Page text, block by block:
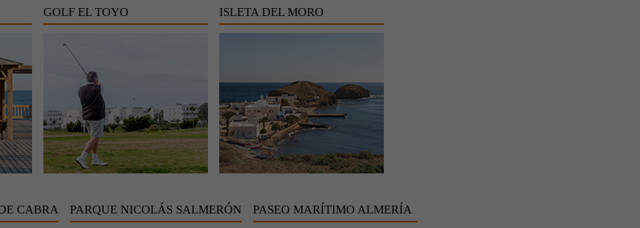
GOLF EL TOYO ISLETA DEL MORO
CABRA PARQUE NICOLÁS SALMERÓN PASEO MARÍTIMO ALMERÍA